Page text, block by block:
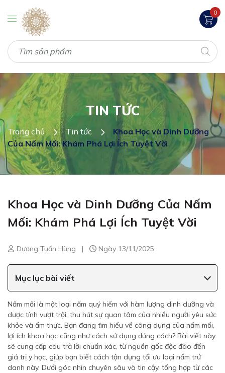
0
TIN TỨC
Trang chủ Tin tức
Khoa Học và Dinh Dưỡng
Của Nấm Mối: Khám Phá Lợi Ích Tuyệt Vời
Khoa Học và Dinh Dưỡng Của Nấm
Mối: Khám Phá Lợi Ích Tuyệt Vời
Dương Tuấn Hùng | Ngày 13/11/2025
Mục lục bài viết
Nấm mối là một loại nấm quý hiếm với hàm lượng dinh dưỡng và
dược tính vượt trội, thu hút sự quan tâm của nhiều người yêu sức
khỏe và ẩm thực. Bạn đang tìm hiểu về công dụng của nấm mối,
lợi ích khoa học cũng như cách sử dụng đúng cách? Bài viết này
sẽ cung cấp câu trả lời chuẩn xác, từ nguồn gốc độc đáo đến
giá trị y học, giúp bạn biết cách tận dụng tối ưu loại nấm trứ
danh này. Dưới góc nhìn chuyên sâu và tin cậy, tổng hợp từ các